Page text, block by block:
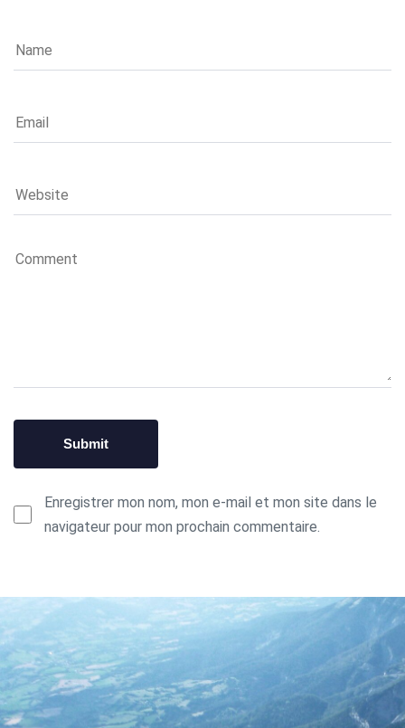
Enregistrer mon nom, mon e-mail et mon site dans le
navigateur pour mon prochain commentaire.